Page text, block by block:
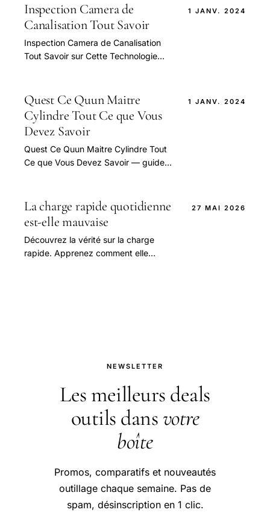
Inspection Camera de
Canalisation Tout Savoir
Inspection Camera de Canalisation
Tout Savoir sur Cette Technologie
question.
1 JANV. 2024
Quest Ce Quun Maitre
Cylindre Tout Ce que Vous
Devez Savoir
Quest Ce Quun Maitre Cylindre Tout
Ce que Vous Devez Savoir — guide
1 JANV. 2024
La charge rapide quotidienne
est-elle mauvaise
Découvrez la vérité sur la charge
rapide. Apprenez comment elle
27 MAI 2026
NEWSLETTER
Les meilleurs deals
outils dansvotre
boîte
Promos, comparatifs et nouveautés
outillage chaque semaine. Pas de
spam, désinscription en 1 clic.